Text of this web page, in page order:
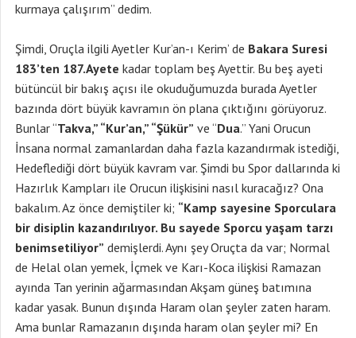
kurmaya çalışırım” dedim.
Şimdi, Oruçla ilgili Ayetler Kur’an-ı Kerim’ de Bakara Suresi
183’ten 187.Ayete kadar toplam beş Ayettir. Bu beş ayeti
bütüncül bir bakış açısı ile okuduğumuzda burada Ayetler
bazında dört büyük kavramın ön plana çıktığını görüyoruz.
Bunlar “Takva,” “Kur’an,” “Şükür” ve “Dua.” Yani Orucun
İnsana normal zamanlardan daha fazla kazandırmak istediği,
Hedeflediği dört büyük kavram var. Şimdi bu Spor dallarında ki
Hazırlık Kampları ile Orucun ilişkisini nasıl kuracağız? Ona
bakalım. Az önce demiştiler ki; “Kamp sayesine Sporculara
bir disiplin kazandırılıyor. Bu sayede Sporcu yaşam tarzı
benimsetiliyor” demişlerdi. Aynı şey Oruçta da var; Normal
de Helal olan yemek, İçmek ve Karı-Koca ilişkisi Ramazan
ayında Tan yerinin ağarmasından Akşam güneş batımına
kadar yasak. Bunun dışında Haram olan şeyler zaten haram.
Ama bunlar Ramazanın dışında haram olan şeyler mi? En